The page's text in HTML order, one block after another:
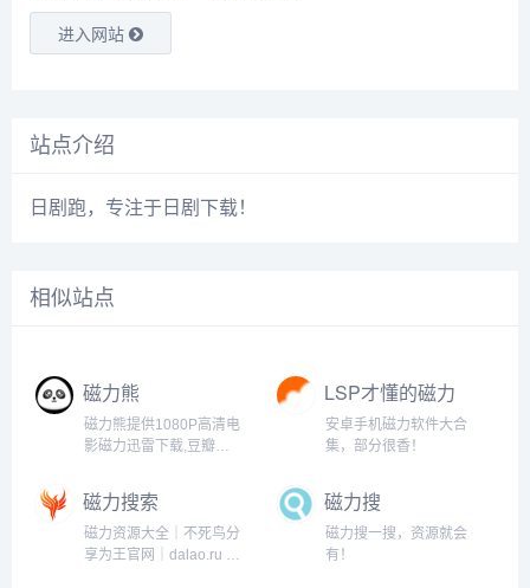
进入网站
站点介绍
日剧跑，专注于日剧下载！
相似站点
磁力熊
磁力熊提供1080P高清电
影磁力迅雷下载,豆瓣
1080P高清磁力下载。
LSP才懂的磁力
工具
安卓手机磁力软件大合
集，部分很香！
磁力搜索
磁力资源大全｜不死鸟分
享为王官网｜dalao.ru 大
磁力搜
磁力搜一搜，资源就会
有！